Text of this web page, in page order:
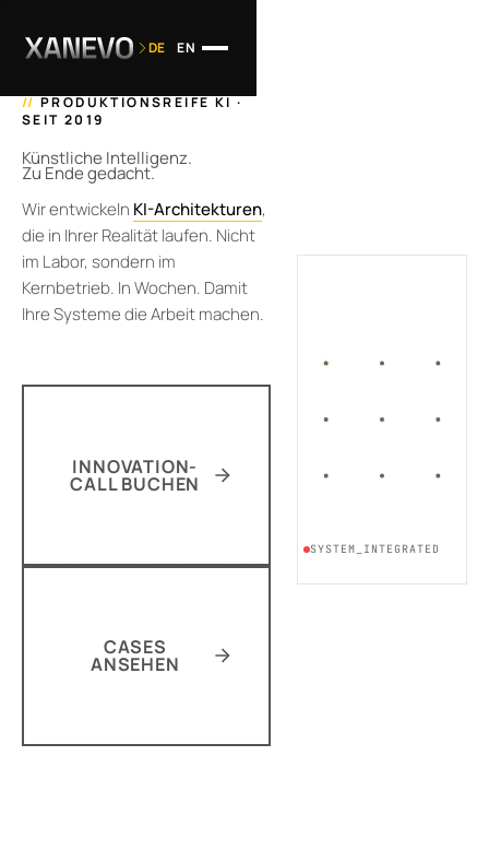
DE EN
//PRODUKTIONSREIFE KI ·
SEIT 2019
Künstliche Intelligenz.
Zu Ende gedacht.
Wir entwickeln KI-Architekturen,
die in Ihrer Realität laufen. Nicht
im Labor, sondern im
Kernbetrieb. In Wochen. Damit
Ihre Systeme die Arbeit machen.
INNOVATION-
CALL BUCHEN
CASES
ANSEHEN
SILOS_DETECTED